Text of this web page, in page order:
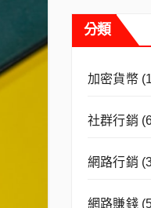
分類
加密貨幣
社群行銷
網路行銷
網路賺錢